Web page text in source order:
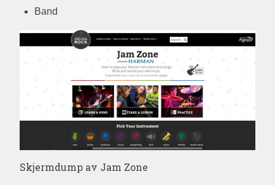
Band
Skjermdump av Jam Zone